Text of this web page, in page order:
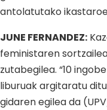
antolatutako
JUNE FERNANDEZ:
feministaren
zutabegilea. “10
liburuak argitaratu
gidaren egilea da